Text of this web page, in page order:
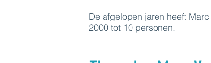
De afgelopen jaren heeft
2000 tot 10 personen.